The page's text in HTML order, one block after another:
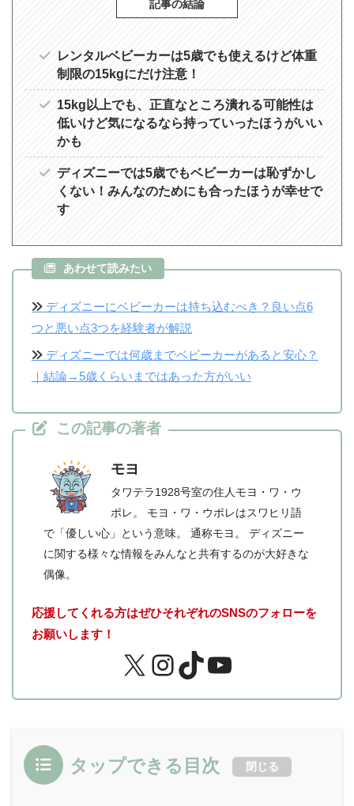
記事の結論
レンタルベビーカーは5歳でも使えるけど体重
制限の15kgにだけ注意！
15kg以上でも、正直なところ潰れる可能性は
低いけど気になるなら持っていったほうがいい
かも
ディズニーでは5歳でもベビーカーは恥ずかし
くない！みんなのためにも合ったほうが幸せで
す
あわせて読みたい
ディズニーにベビーカーは持ち込むべき？良い点6
つと悪い点3つを経験者が解説
ディズニーでは何歳までベビーカーがあると安心？
｜結論→5歳くらいまではあった方がいい
この記事の著者
モヨ
タワテラ1928号室の住人モヨ・ワ・ウ
ポレ。 モヨ・ワ・ウポレはスワヒリ語
で「優しい心」という意味。 通称モヨ。 ディズニー
に関する様々な情報をみんなと共有するのが大好きな
偶像。
応援してくれる方はぜひそれぞれのSNSのフォローを
お願いします！
タップできる目次 閉じる